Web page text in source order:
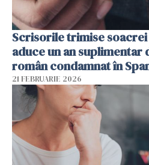
Scrisorile trimise
aduce un an suplimentar
român condamnat în
21 FEBRUARIE 2026